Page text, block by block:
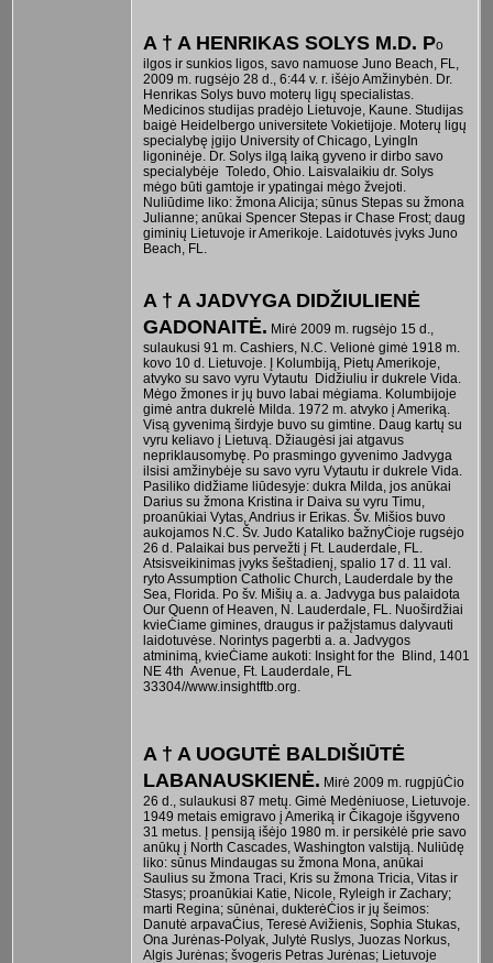
A † A HENRIKAS SOLYS M.D. Po
ilgos ir sunkios ligos, savo namuose Juno Beach, FL,
2009 m. rugsėjo 28 d., 6:44 v. r. išėjo Amžinybėn. Dr.
Henrikas Solys buvo moterų ligų specialistas.
Medicinos studijas pradėjo Lietuvoje, Kaune. Studijas
baigė Heidelbergo universitete Vokietijoje. Moterų ligų
specialybę įgijo University of Chicago, LyingIn
ligoninėje. Dr. Solys ilgą laiką gyveno ir dirbo savo
specialybėje Toledo, Ohio. Laisvalaikiu dr. Solys
mėgo būti gamtoje ir ypatingai mėgo žvejoti.
Nuliūdime liko: žmona Alicija; sūnus Stepas su žmona
Julianne; anūkai Spencer Stepas ir Chase Frost; daug
giminių Lietuvoje ir Amerikoje. Laidotuvės įvyks Juno
Beach, FL.
A † A JADVYGA DIDŽIULIENĖ
GADONAITĖ. Mirė 2009 m. rugsėjo 15 d.,
sulaukusi 91 m. Cashiers, N.C. Velionė gimė 1918 m.
kovo 10 d. Lietuvoje. Į Kolumbiją, Pietų Amerikoje,
atvyko su savo vyru Vytautu Didžiuliu ir dukrele Vida.
Mėgo žmones ir jų buvo labai mėgiama. Kolumbijoje
gimė antra dukrelė Milda. 1972 m. atvyko į Ameriką.
Visą gyvenimą širdyje buvo su gimtine. Daug kartų su
vyru keliavo į Lietuvą. Džiaugėsi jai atgavus
nepriklausomybę. Po prasmingo gyvenimo Jadvyga
ilsisi amžinybėje su savo vyru Vytautu ir dukrele Vida.
Pasiliko didžiame liūdesyje: dukra Milda, jos anūkai
Darius su žmona Kristina ir Daiva su vyru Timu,
proanūkiai Vytas, Andrius ir Erikas. Šv. Mišios buvo
aukojamos N.C. Šv. Judo Kataliko bažnyĊioje rugsėjo
26 d. Palaikai bus pervežti į Ft. Lauderdale, FL.
Atsisveikinimas įvyks šeštadienį, spalio 17 d. 11 val.
ryto Assumption Catholic Church, Lauderdale by the
Sea, Florida. Po šv. Mišių a. a. Jadvyga bus palaidota
Our Quenn of Heaven, N. Lauderdale, FL. Nuoširdžiai
kvieĊiame gimines, draugus ir pažįstamus dalyvauti
laidotuvėse. Norintys pagerbti a. a. Jadvygos
atminimą, kvieĊiame aukoti: Insight for the Blind, 1401
NE 4th Avenue, Ft. Lauderdale, FL
33304//www.insightftb.org.
A † A UOGUTĖ BALDIŠIŪTĖ
LABANAUSKIENĖ. Mirė 2009 m. rugpjūĊio
26 d., sulaukusi 87 metų. Gimė Medėniuose, Lietuvoje.
1949 metais emigravo į Ameriką ir Čikagoje išgyveno
31 metus. Į pensiją išėjo 1980 m. ir persikėlė prie savo
anūkų į North Cascades, Washington valstiją. Nuliūdę
liko: sūnus Mindaugas su žmona Mona, anūkai
Saulius su žmona Traci, Kris su žmona Tricia, Vitas ir
Stasys; proanūkiai Katie, Nicole, Ryleigh ir Zachary;
marti Regina; sūnėnai, dukterėĊios ir jų šeimos:
Danutė arpavaĊius, Teresė Avižienis, Sophia Stukas,
Ona Jurėnas-Polyak, Julytė Ruslys, Juozas Norkus,
Algis Jurėnas; švogeris Petras Jurėnas; Lietuvoje